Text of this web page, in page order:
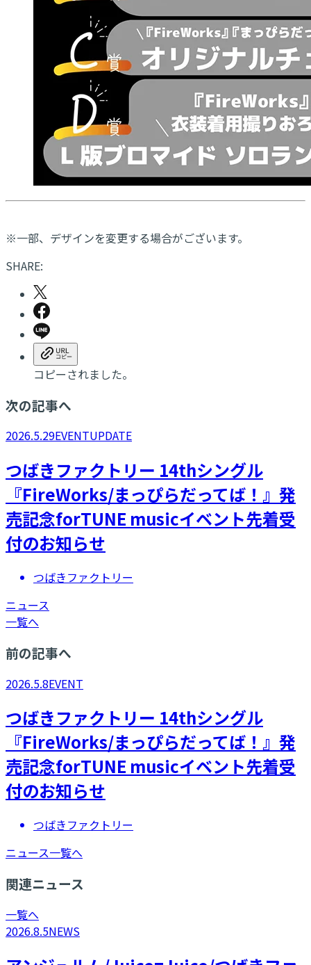
※一部、デザインを変更する場合がございます。
SHARE:
コピーされました。
次の記事へ
2026.5.29EVENTUPDATE
つばきファクトリー 14thシングル
『FireWorks/まっぴらだってば！』発
売記念forTUNE musicイベント先着受
付のお知らせ
つばきファクトリー
ニュース
一覧へ
前の記事へ
2026.5.8EVENT
つばきファクトリー 14thシングル
『FireWorks/まっぴらだってば！』発
売記念forTUNE musicイベント先着受
付のお知らせ
つばきファクトリー
ニュース一覧へ
関連ニュース
一覧へ
2026.8.5NEWS